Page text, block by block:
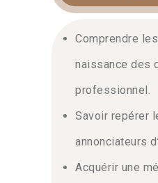
— qu’ils soient liés
avant que la
conflit
indispensable pour
de coopération
Maîtriser la
assertive et
Comprendre
naissance des
professionnel.
Savoir repérer
annonciateurs
Acquérir une